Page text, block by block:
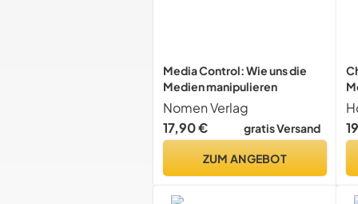
Media Control: Wie uns die
Medien manipulieren
Nomen Verlag
17,90 €
gratis Versand
ZUM ANGEBOT